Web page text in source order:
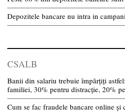
Depozitele bancare nu intra in
CSALB
Banii din salariu trebuie împărțiți
familiei, 30% pentru distracție, 20%
Cum se fac fraudele bancare online și